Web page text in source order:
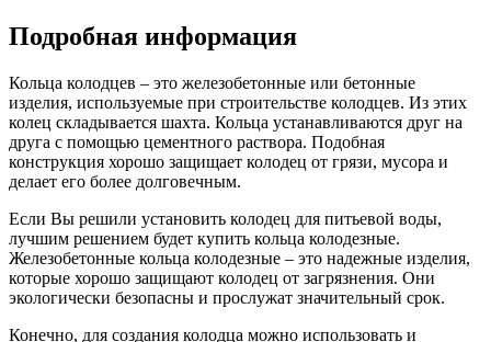
Подробная информация
Кольца колодцев – это железобетонные или бетонные
изделия, используемые при строительстве колодцев. Из этих
колец складывается шахта. Кольца устанавливаются друг на
друга с помощью цементного раствора. Подобная
конструкция хорошо защищает колодец от грязи, мусора и
делает его более долговечным.
Если Вы решили установить колодец для питьевой воды,
лучшим решением будет купить кольца колодезные.
Железобетонные кольца колодезные – это надежные изделия,
которые хорошо защищают колодец от загрязнения. Они
экологически безопасны и прослужат значительный срок.
Конечно, для создания колодца можно использовать и